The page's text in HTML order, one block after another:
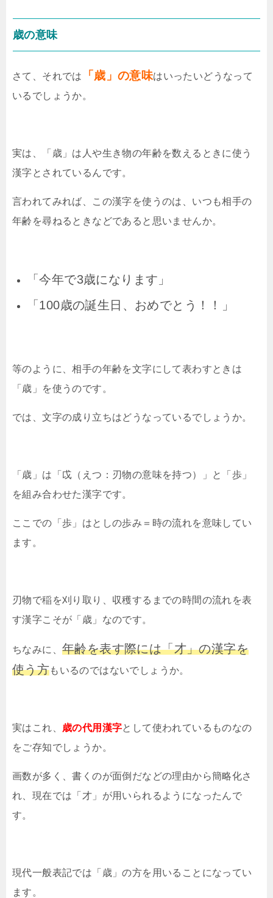
歳の意味
さて、それでは 「歳」の意味はいったいどうなって
いるでしょうか。
実は、「歳」は人や生き物の年齢を数えるときに使う
漢字とされているんです。
言われてみれば、この漢字を使うのは、いつも相手の
年齢を尋ねるときなどであると思いませんか。
「今年で3歳になります」
「100歳の誕生日、おめでとう！！」
等のように、相手の年齢を文字にして表わすときは
「歳」を使うのです。
では、文字の成り立ちはどうなっているでしょうか。
「歳」は「戉（えつ：刃物の意味を持つ）」と「歩」
を組み合わせた漢字です。
ここでの「歩」はとしの歩み＝時の流れを意味してい
ます。
刃物で稲を刈り取り、収穫するまでの時間の流れを表
す漢字こそが「歳」なのです。
ちなみに、 年齢を表す際には「才」の漢字を
使う方もいるのではないでしょうか。
実はこれ、 歳の代用漢字として使われているものなの
をご存知でしょうか。
画数が多く、書くのが面倒だなどの理由から簡略化さ
れ、現在では「才」が用いられるようになったんで
す。
現代一般表記では「歳」の方を用いることになってい
ます。